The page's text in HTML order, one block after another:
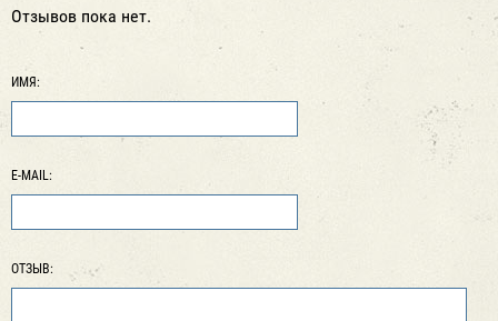
Отзывов пока нет.
ИМЯ:
E-MAIL:
ОТЗЫВ: